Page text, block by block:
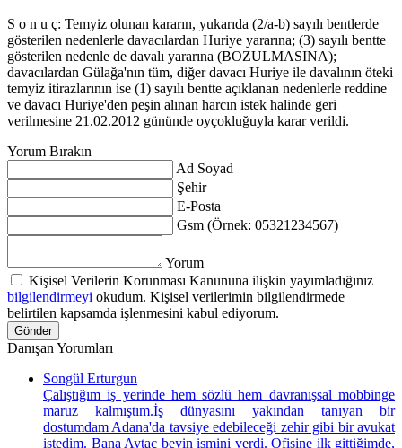
S o n u ç: Temyiz olunan kararın, yukarıda (2/a-b) sayılı bentlerde
gösterilen nedenlerle davacılardan Huriye yararına; (3) sayılı bentte
gösterilen nedenle de davalı yararına (BOZULMASINA);
davacılardan Gülağa'nın tüm, diğer davacı Huriye ile davalının öteki
temyiz itirazlarının ise (1) sayılı bentte açıklanan nedenlerle reddine
ve davacı Huriye'den peşin alınan harcın istek halinde geri
verilmesine 21.02.2012 gününde oyçokluğuyla karar verildi.
Yorum Bırakın
Ad Soyad
Şehir
E-Posta
Gsm (Örnek: 05321234567)
Yorum
Kişisel Verilerin Korunması Kanununa ilişkin yayımladığınız
bilgilendirmeyi okudum. Kişisel verilerimin bilgilendirmede
belirtilen kapsamda işlenmesini kabul ediyorum.
Gönder
Danışan Yorumları
Songül Erturgun
Çalıştığım iş yerinde hem sözlü hem davranışsal mobbinge
maruz kalmıştım.İş dünyasını yakından tanıyan bir
dostumdam Adana'da tavsiye edebileceği zehir gibi bir avukat
istedim. Bana Aytaç beyin ismini verdi. Ofisine ilk gittiğimde,